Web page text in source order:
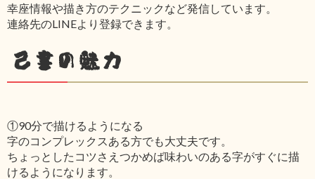
幸座情報や描き方のテクニックなど発信しています。
連絡先のLINEより登録できます。
己書の魅力
①90分で描けるようになる
字のコンプレックスある方でも大丈夫です。
ちょっとしたコツさえつかめば味わいのある字がすぐに描
けるようになります。